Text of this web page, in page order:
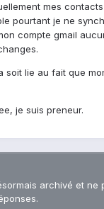
mes contacts
pourtant je ne
compte gmail
soit lie au fait que
je suis preneur.
archivé et ne